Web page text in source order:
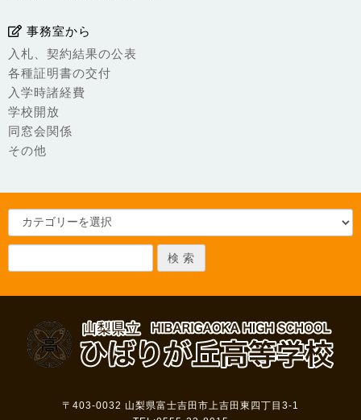
事務室から
入札、契約結果の公表
各種証明書の交付
入学時諸経費
学校開放
同窓会関係
その他
〒403-0032 山梨県富士吉田市上吉田東四丁目3-1